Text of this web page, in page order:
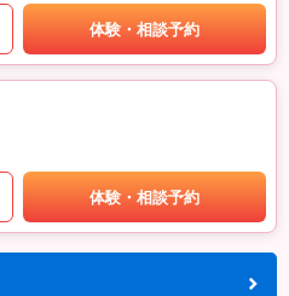
体験・相談予約
体験・相談予約